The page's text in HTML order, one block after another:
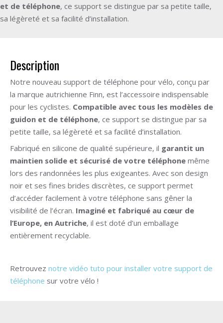
et de téléphone, ce support se distingue par sa petite taille,
sa légèreté et sa facilité d’installation.
Description
Notre nouveau support de téléphone pour vélo, conçu par
la marque autrichienne Finn, est l’accessoire indispensable
pour les cyclistes. Compatible avec tous les modèles de
guidon et de téléphone, ce support se distingue par sa
petite taille, sa légèreté et sa facilité d’installation.
Fabriqué en silicone de qualité supérieure, il garantit un
maintien solide et sécurisé de votre téléphone même
lors des randonnées les plus exigeantes. Avec son design
noir et ses fines brides discrètes, ce support permet
d’accéder facilement à votre téléphone sans gêner la
visibilité de l’écran. Imaginé et fabriqué au cœur de
l’Europe, en Autriche, il est doté d’un emballage
entièrement recyclable.
Retrouvez notre vidéo tuto pour installer votre support de
téléphone sur votre vélo !